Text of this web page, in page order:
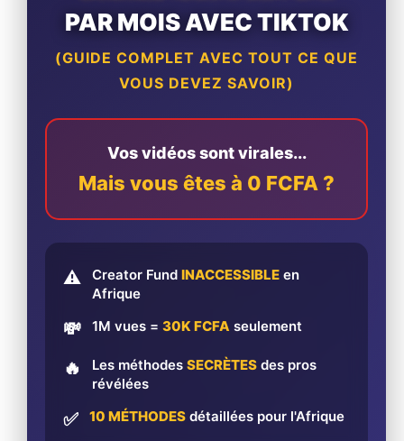
PAR MOIS AVEC TIKTOK
(GUIDE COMPLET AVEC TOUT CE QUE
VOUS DEVEZ SAVOIR)
Vos vidéos sont virales...
Mais vous êtes à 0 FCFA ?
⚠️ Creator Fund INACCESSIBLE en
Afrique
💸 1M vues = 30K FCFA seulement
🔥 Les méthodes SECRÈTES des pros
révélées
✅ 10 MÉTHODES détaillées pour l'Afrique